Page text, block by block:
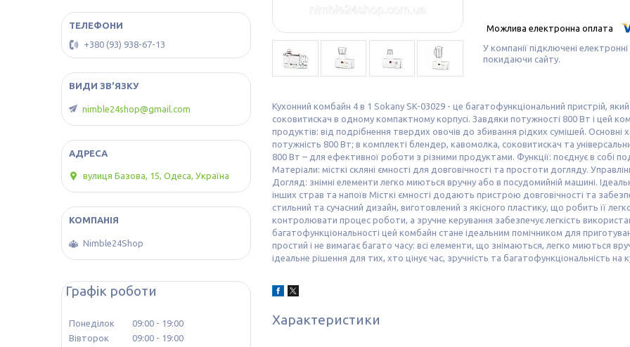
У компанії підключені
покидаючи сайту.
Кухонний комбайн 4 в 1 Sokany SK-03029 - це багатофункціональний пристрій,
соковитискач в одному компактному корпусі. Завдяки потужності 800 Вт і цей
продуктів: від подрібнення твердих овочів до збивання рідких сумішей.
потужність 800 Вт; в комплекті блендер, кавомолка, соковитискач та
800 Вт – для ефективної роботи з різними продуктами. Функції: поєднує в собі
Матеріали: місткі скляні ємності для довговічності та простоти догляду.
Догляд: знімні елементи легко миються вручну або в посудомийній машині.
інших страв та напоїв Місткі ємності додають пристрою довговічності та
стильний та сучасний дизайн, виготовлений з якісного пластику, що робить її
контролювати процес роботи, а зручне керування забезпечує легкість
багатофункціональності цей комбайн стане ідеальним помічником для
простий і не вимагає багато часу: всі елементи, що знімаються, легко миються
ідеальне рішення для тих, хто цінує час, зручність та багатофункціональність на
Характеристики
+380 (93) 938-67-13
nimble24shop@gmail.com
вулиця Базова, 15, Одеса, Україна
Nimble24Shop
Графік роботи
Понеділок 09:00
19:00
Вівторок
09:00
19:00